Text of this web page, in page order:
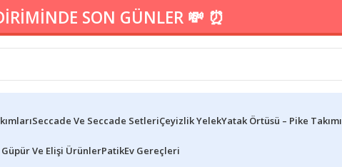
SON GÜNLER 💸 ⏰
Seccade Ve Seccade SetleriÇeyizlik YelekYatak Örtüsü – Pike Takımı
Ve Elişi ÜrünlerPatikEv Gereçleri